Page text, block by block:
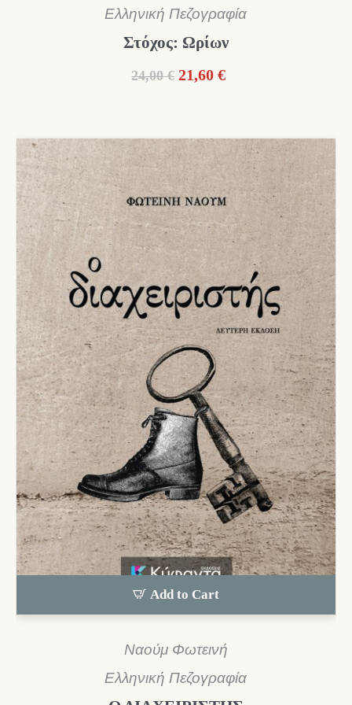
Ελληνική Πεζογραφία
Στόχος: Ωρίων
24,00 € Original
24,00 €.
21,60 €Η
είναι:
21,60 €.
Add to Cart
Ναούμ Φωτεινή
Ελληνική Πεζογραφία